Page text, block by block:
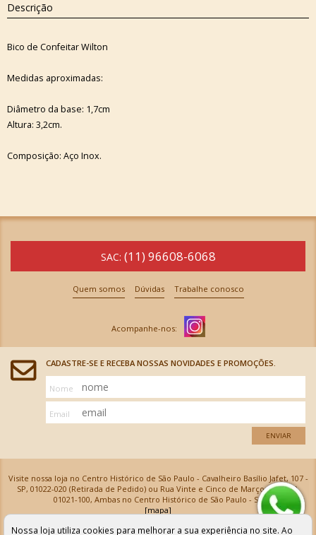
Descrição
Bico de Confeitar Wilton
Medidas aproximadas:
Diâmetro da base: 1,7cm
Altura: 3,2cm.
Composição: Aço Inox.
SAC: (11) 96608-6068
Quem somos Dúvidas Trabalhe conosco
CADASTRE-SE E RECEBA NOSSAS NOVIDADES E PROMOÇÕES.
Nome
Email
ENVIAR
Visite nossa loja no Centro Histórico de São Paulo - Cavalheiro Basílio Jafet, 107 -
SP, 01022-020 (Retirada de Pedido) ou Rua Vinte e Cinco de Março, 576 - SP,
01021-100, Ambas no Centro Histórico de São Paulo - SP
[mapa]
Armarinhos Santa Cecília Ltda | CNPJ: 61.069.639/0001-18
Nossa loja utiliza cookies para melhorar a sua experiência no site. Ao